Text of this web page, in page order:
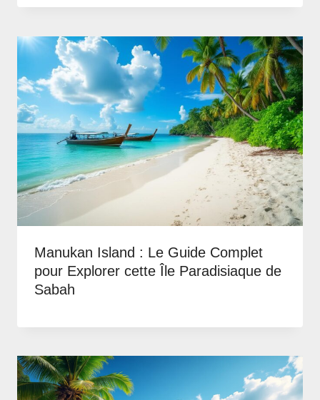
Manukan Island : Le Guide Complet
pour Explorer cette Île Paradisiaque de
Sabah